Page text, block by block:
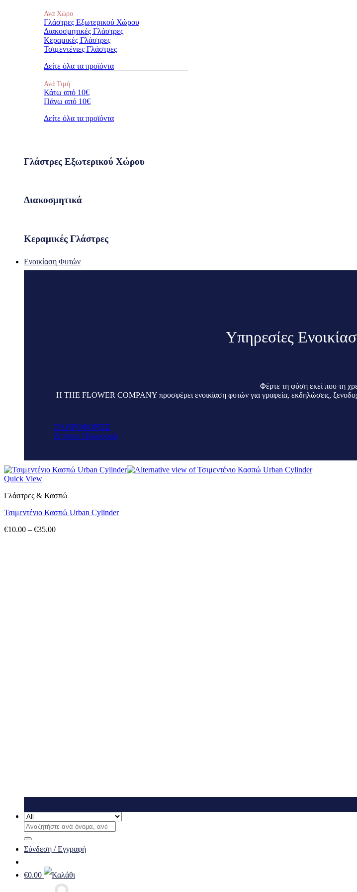
Ανά Χώρο
Γλάστρες Εξωτερικού Χώρου
Διακοσμητικές Γλάστρες
Κεραμικές Γλάστρες
Τσιμεντένιες Γλάστρες
Δείτε όλα τα προϊόντα
Ανά Τιμή
Κάτω από 10€
Πάνω από 10€
Δείτε όλα τα προϊόντα
Γλάστρες Εξωτερικού Χώρου
Διακοσμητικά
Κεραμικές Γλάστρες
Ενοικίαση Φυτών
Υπηρεσίες
Φέρτε τη φύση εκεί που τη
Η THE FLOWER COMPANY προσφέρει ενοικίαση φυτών για γραφεία, εκδηλώσεις,
ΠΛΗΡΟΦΟΡΙΕΣ
Ζητήστε Προσφορά
Αναζήτηση
για:
Σύνδεση / Εγγραφή
€0.00
Quick View
Γλάστρες & Κασπώ
Τσιμεντένιο Κασπώ Urban Cylinder
€10.00 – €35.00Price